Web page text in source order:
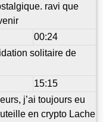
ravi que
00:24
solitaire de
15:15
j’ai toujours eu
en crypto Lache